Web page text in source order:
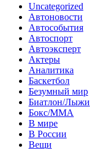
Uncategorized
Автоновости
Автособытия
Автоспорт
Автоэксперт
Актеры
Аналитика
Баскетбол
Безумный мир
Биатлон/Лыжи
Бокс/MMA
В мире
В России
Вещи